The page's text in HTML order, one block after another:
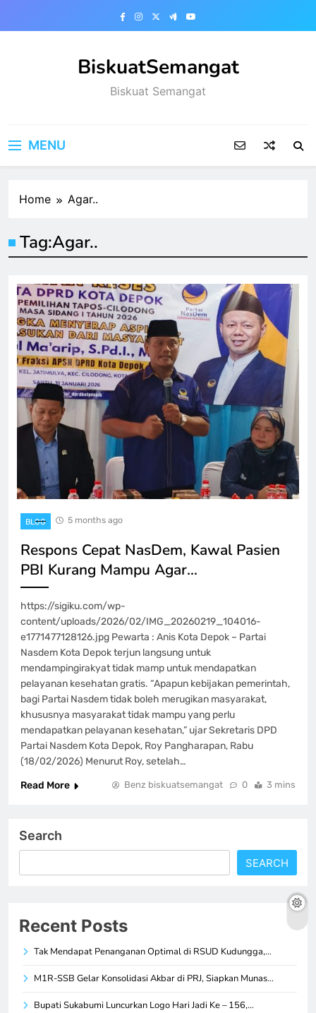
BiskuatSemangat
Biskuat Semangat
MENU
Home Agar..
Tag:Agar..
BLOG 5 months ago
Respons Cepat NasDem, Kawal Pasien
PBI Kurang Mampu Agar…
https://sigiku.com/wp-
content/uploads/2026/02/IMG_20260219_104016-
e1771477128126.jpg Pewarta : Anis Kota Depok – Partai
Nasdem Kota Depok terjun langsung untuk
mendampingirakyat tidak mamp untuk mendapatkan
pelayanan kesehatan gratis. “Apapun kebijakan pemerintah,
bagi Partai Nasdem tidak boleh merugikan masyarakat,
khususnya masyarakat tidak mampu yang perlu
mendapatkan pelayanan kesehatan,” ujar Sekretaris DPD
Partai Nasdem Kota Depok, Roy Pangharapan, Rabu
(18/02/2026) Menurut Roy, setelah…
Read More
Benz biskuatsemangat 0 3 mins
Search
SEARCH
Recent Posts
Tak Mendapat Penanganan Optimal di RSUD Kudungga,…
M1R-SSB Gelar Konsolidasi Akbar di PRJ, Siapkan Munas…
Bupati Sukabumi Luncurkan Logo Hari Jadi Ke – 156,…